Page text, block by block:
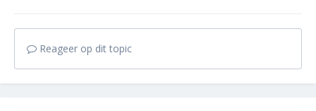
Reageer op dit topic